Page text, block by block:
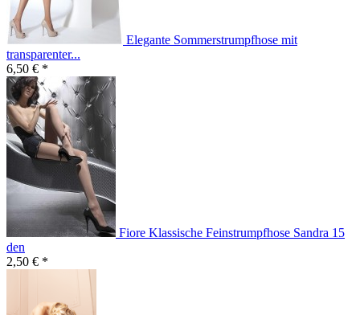
Elegante Sommerstrumpfhose mit
transparenter...
6,50 € *
Fiore Klassische Feinstrumpfhose Sandra 15
den
2,50 € *